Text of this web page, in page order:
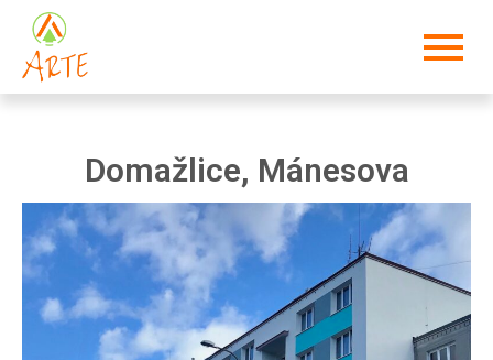
Domažlice, Mánesova